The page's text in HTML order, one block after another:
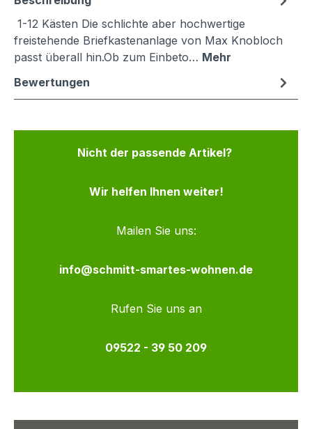
1-12 Kästen Die schlichte aber hochwertige
freistehende Briefkastenanlage von Max Knobloch
passt überall hin.Ob zum Einbeto… Mehr
Bewertungen
Nicht der passende Artikel?
Wir helfen Ihnen weiter!
Mailen Sie uns:
info@schmitt-smartes-wohnen.de
Rufen Sie uns an
09522 - 39 50 209